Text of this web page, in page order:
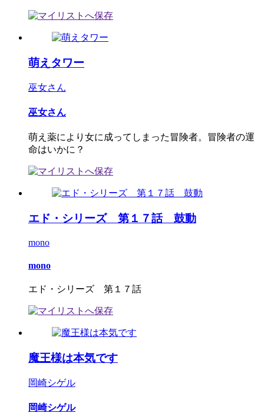
萌えタワー
巫女さん
巫女さん
萌え薬により女に成ってしまった冒険者。冒険者の運
命はいかに？
エド・シリーズ 第１７話 鼓動
mono
mono
エド・シリーズ 第１７話
魔王様は本気です
岡崎シゲル
岡崎シゲル